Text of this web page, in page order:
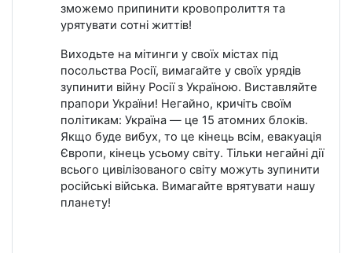
зможемо припинити кровопролиття та
урятувати сотні життів!
Виходьте на мітинги у своїх містах під
посольства Росії, вимагайте у своїх урядів
зупинити війну Росії з Україною. Виставляйте
прапори України! Негайно, кричіть своїм
політикам: Україна — це 15 атомних блоків.
Якщо буде вибух, то це кінець всім, евакуація
Європи, кінець усьому світу. Тільки негайні дії
всього цивілізованого світу можуть зупинити
російські війська. Вимагайте врятувати нашу
планету!